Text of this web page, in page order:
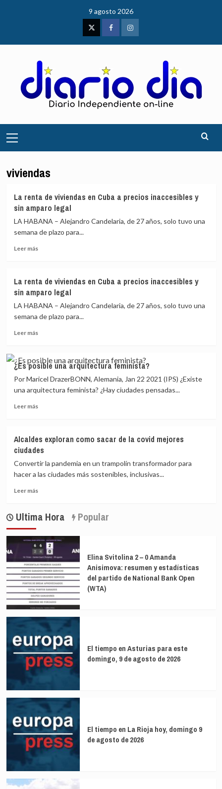
9 agosto 2026
TwitterFacebookInstagram
principal
viviendas
La renta de viviendas en Cuba a precios inaccesibles y
sin amparo legal
LA HABANA – Alejandro Candelaria, de 27 años, solo tuvo una
semana de plazo para...
Leer másLeer
renta
de
viviendas
en
Cuba
a
y
sin
amparo
legal
La renta de viviendas en Cuba a precios inaccesibles y
sin amparo legal
LA HABANA – Alejandro Candelaria, de 27 años, solo tuvo una
semana de plazo para...
Leer másLeer
La
renta
de
viviendas
Cuba
inaccesibles
y
sin
amparo
legal
¿Es posible una arquitectura feminista?
Por Maricel DrazerBONN, Alemania, Jan 22 2021 (IPS) ¿Existe
una arquitectura feminista? ¿Hay ciudades pensadas...
Leer másLeer
posible
una
arquitectura
feminista?
Alcaldes exploran como sacar de la covid mejores
ciudades
Convertir la pandemia en un trampolín transformador para
hacer a las ciudades más sostenibles, inclusivas...
Leer másLeer
Alcaldes
como
sacar
de
la
covid
mejores
ciudades
Ultima Hora Popular
Elina Svitolina 2 – 0 Amanda
Anisimova: resumen y estadísticas
del partido de National Bank Open
(WTA)
El tiempo en Asturias para este
domingo, 9 de agosto de 2026
El tiempo en La Rioja hoy, domingo 9
de agosto de 2026